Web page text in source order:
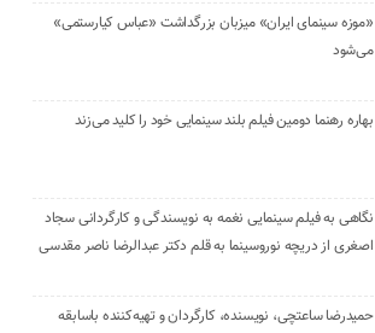
«موزه سینمای ایران» میزبان بزرگداشت «عباس کیارستمی»
می‌شود
بهاره رهنما دومین فیلم بلند سینمایی خود را کلید می‌زند
نگاهی به فیلم سینمایی نغمه به نویسندگی و کارگردانی سجاد
اصغری از دریچه نوروسینما به قلم دکتر عبدالرضا ناصر مقدسی
حمیدرضا ساعتچی، نویسنده، کارگردان و تهیه‌کننده باسابقه